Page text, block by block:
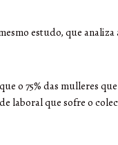
estudo, que
o 75% das mulleres
laboral que sofre o